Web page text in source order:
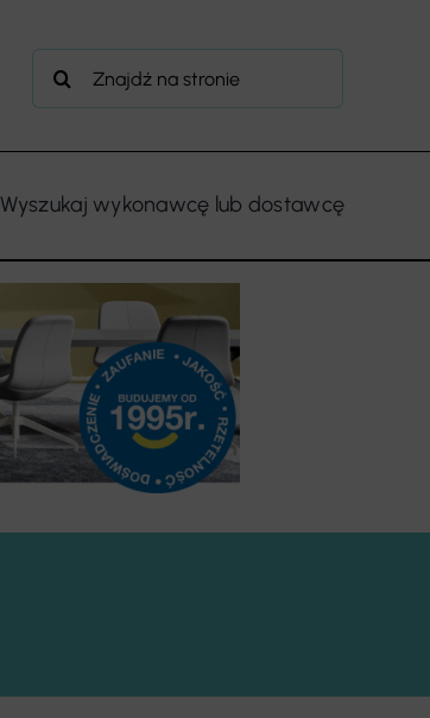
Szukaj
Wyszukaj wykonawcę lub dostawcę